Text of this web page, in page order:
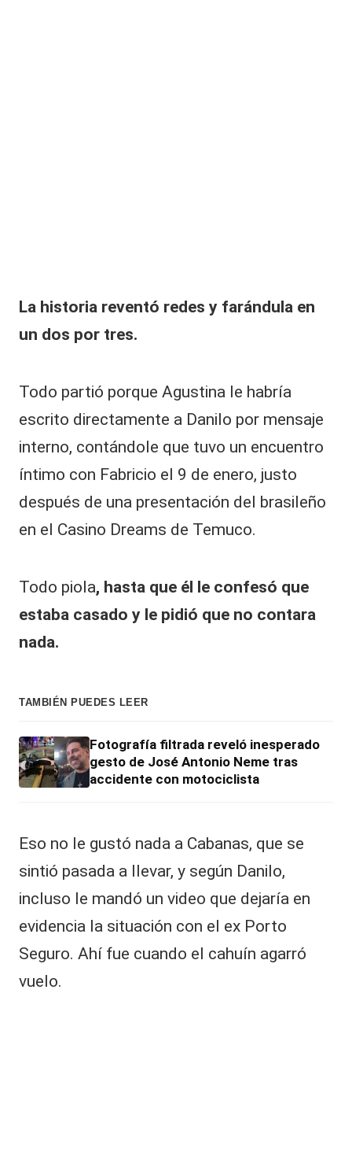
La historia reventó redes y farándula en
un dos por tres.
Todo partió porque Agustina le habría
escrito directamente a Danilo por mensaje
interno, contándole que tuvo un encuentro
íntimo con Fabricio el 9 de enero, justo
después de una presentación del brasileño
en el Casino Dreams de Temuco.
Todo piola, hasta que él le confesó que
estaba casado y le pidió que no contara
nada.
TAMBIÉN PUEDES LEER
Fotografía filtrada reveló inesperado
gesto de José Antonio Neme tras
accidente con motociclista
Eso no le gustó nada a Cabanas, que se
sintió pasada a llevar, y según Danilo,
incluso le mandó un video que dejaría en
evidencia la situación con el ex Porto
Seguro. Ahí fue cuando el cahuín agarró
vuelo.